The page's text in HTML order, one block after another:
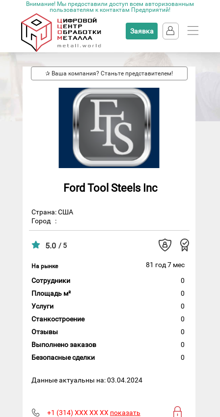
Внимание! Мы предоставили доступ всем авторизованным
пользователям к контактам Предприятий!
Заявка
✰ Ваша компания? Станьте представителем!
Ford Tool Steels Inc
Страна: США
Город
:
5.0 / 5
На рынке
81 год 7 мес
Сотрудники
0
Площадь м²
0
Услуги
0
Станкостроение
0
Отзывы
0
Выполнено заказов
0
Безопасные сделки
0
Данные актуальны на: 03.04.2024
+1 (314) XXX XX XX показать